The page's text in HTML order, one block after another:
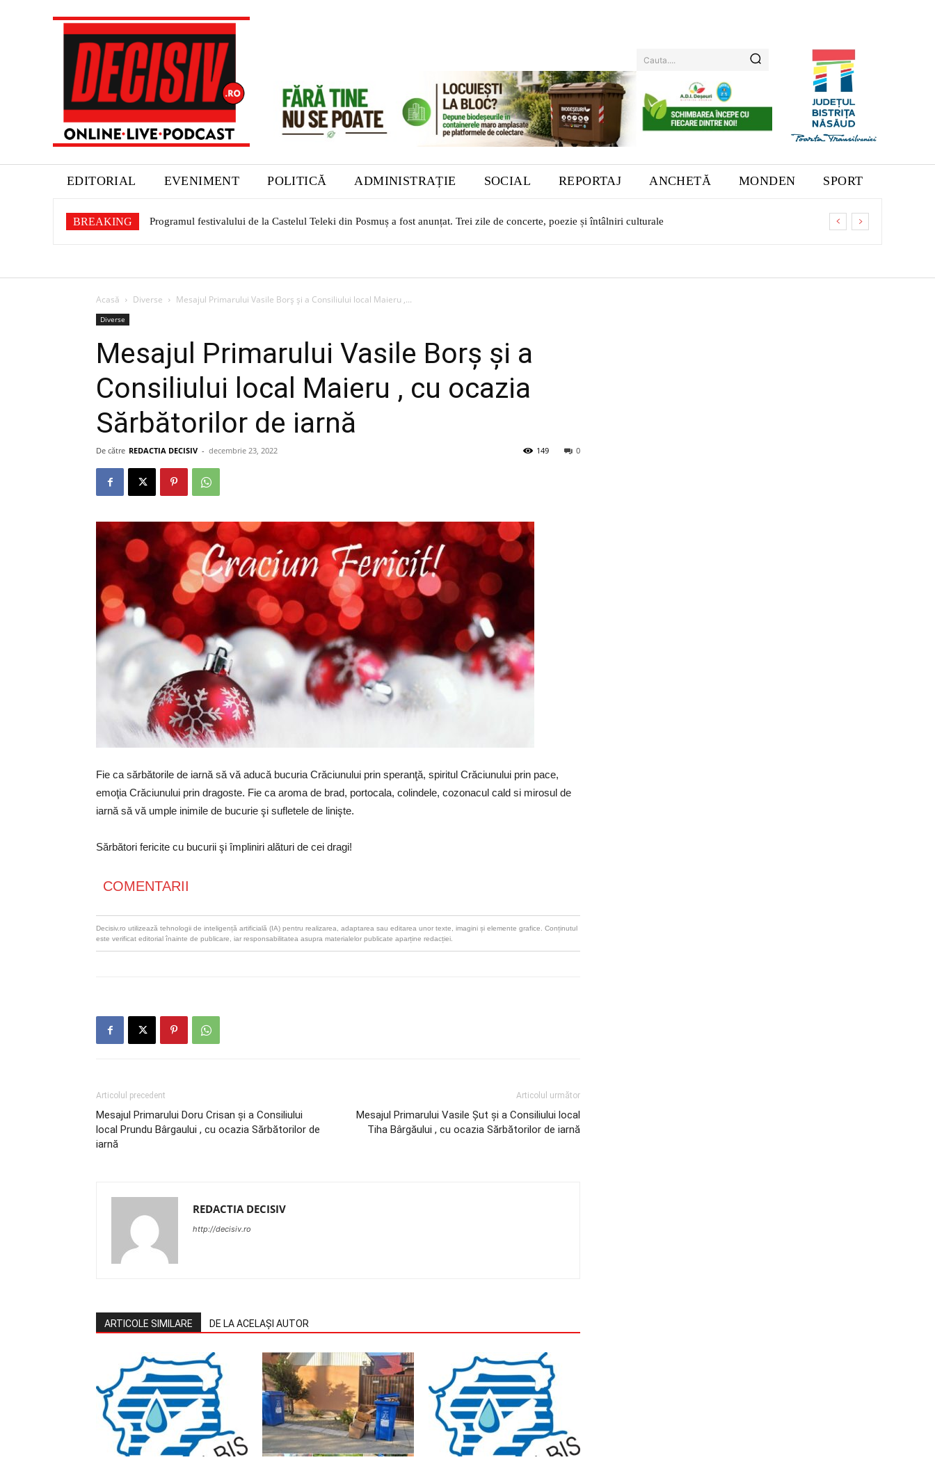
Cauta....
EDITORIAL EVENIMENT POLITICĂ ADMINISTRAȚIE SOCIAL REPORTAJ ANCHETĂ MONDEN SPORT
BREAKING Programul festivalului de la Castelul Teleki din Posmuș a fost anunțat. Trei zile de concerte, poezie și întâlniri culturale
Acasă Diverse Mesajul Primarului Vasile Borș și a Consiliului local Maieru ,...
Diverse
Mesajul Primarului Vasile Borș și a
Consiliului local Maieru , cu ocazia
Sărbătorilor de iarnă
De către REDACTIA DECISIV - decembrie 23, 2022 0
149
Fie ca sărbătorile de iarnă să vă aducă bucuria Crăciunului prin speranţă, spiritul Crăciunului prin pace,
emoţia Crăciunului prin dragoste. Fie ca aroma de brad, portocala, colindele, cozonacul cald si mirosul de
iarnă să vă umple inimile de bucurie şi sufletele de linişte.
Sărbători fericite cu bucurii şi împliniri alături de cei dragi!
COMENTARII
Decisiv.ro utilizează tehnologii de inteligență artificială (IA) pentru realizarea, adaptarea sau editarea unor texte, imagini și elemente grafice. Conținutul
este verificat editorial înainte de publicare, iar responsabilitatea asupra materialelor publicate aparține redacției.
Articolul precedent
Mesajul Primarului Doru Crisan și a Consiliului
local Prundu Bârgaului , cu ocazia Sărbătorilor de
iarnă
Articolul următor
Mesajul Primarului Vasile Șut și a Consiliului local
Tiha Bârgăului , cu ocazia Sărbătorilor de iarnă
REDACTIA DECISIV
http://decisiv.ro
ARTICOLE SIMILARE DE LA ACELAȘI AUTOR